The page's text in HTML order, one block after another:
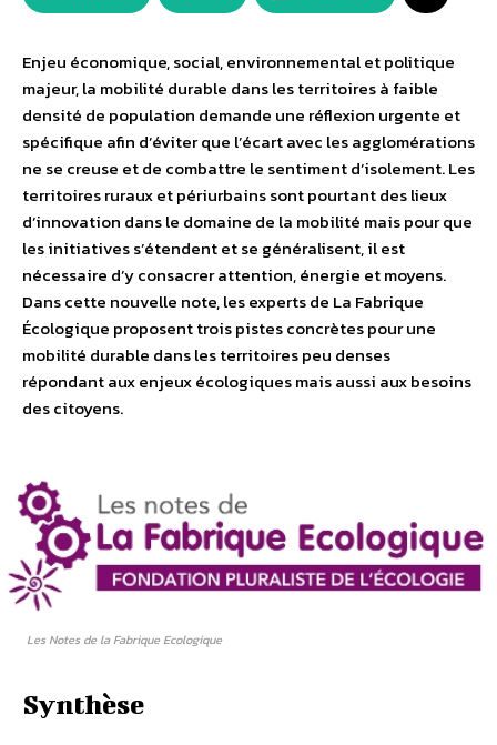
Enjeu économique, social, environnemental et politique
majeur, la mobilité durable dans les territoires à faible
densité de population demande une réflexion urgente et
spécifique afin d’éviter que l’écart avec les agglomérations
ne se creuse et de combattre le sentiment d’isolement. Les
territoires ruraux et périurbains sont pourtant des lieux
d’innovation dans le domaine de la mobilité mais pour que
les initiatives s’étendent et se généralisent, il est
nécessaire d’y consacrer attention, énergie et moyens.
Dans cette nouvelle note, les experts de La Fabrique
Écologique proposent trois pistes concrètes pour une
mobilité durable dans les territoires peu denses
répondant aux enjeux écologiques mais aussi aux besoins
des citoyens.
Les Notes de la Fabrique Ecologique
Synthèse